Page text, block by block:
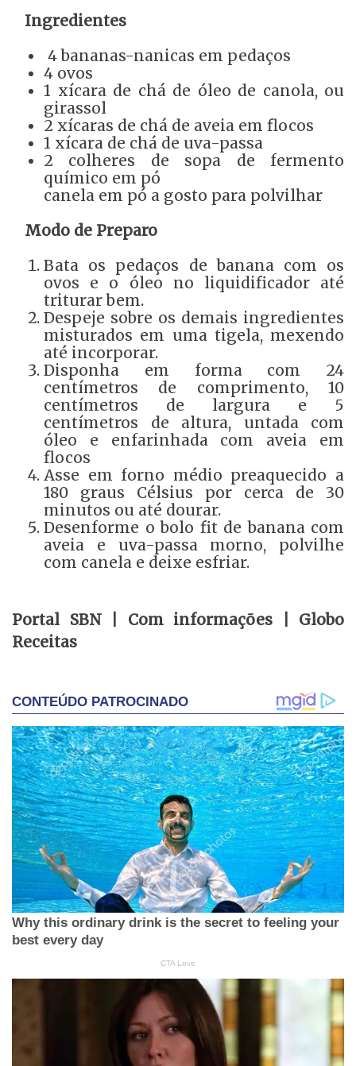
Ingredientes
4 bananas-nanicas em pedaços
4 ovos
1 xícara de chá de óleo de canola, ou
girassol
2 xícaras de chá de aveia em flocos
1 xícara de chá de uva-passa
2 colheres de sopa de fermento
químico em pó
canela em pó a gosto para polvilhar
Modo de Preparo
Bata os pedaços de banana com os
ovos e o óleo no liquidificador até
triturar bem.
Despeje sobre os demais ingredientes
misturados em uma tigela, mexendo
até incorporar.
Disponha em forma com 24
centímetros de comprimento, 10
centímetros de largura e 5
centímetros de altura, untada com
óleo e enfarinhada com aveia em
flocos
Asse em forno médio preaquecido a
180 graus Célsius por cerca de 30
minutos ou até dourar.
Desenforme o bolo fit de banana com
aveia e uva-passa morno, polvilhe
com canela e deixe esfriar.
Portal SBN | Com informações | Globo
Receitas